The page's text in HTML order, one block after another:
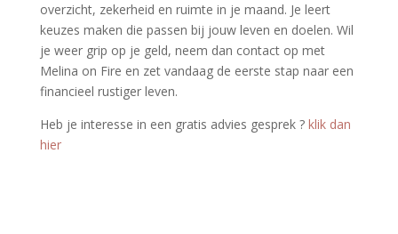
overzicht, zekerheid en ruimte in je maand. Je leert
keuzes maken die passen bij jouw leven en doelen. Wil
je weer grip op je geld, neem dan contact op met
Melina on Fire en zet vandaag de eerste stap naar een
financieel rustiger leven.
Heb je interesse in een gratis advies gesprek ­­? klik dan
hier